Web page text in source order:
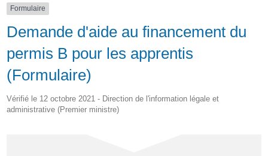
Formulaire
Demande d'aide au financement du
permis B pour les apprentis
(Formulaire)
Vérifié le 12 octobre 2021 - Direction de l'information légale et
administrative (Premier ministre)